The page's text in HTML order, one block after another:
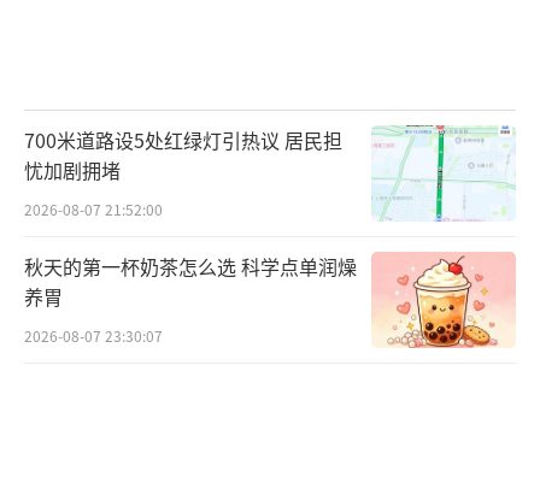
700米道路设5处红绿灯引热议 居民担
忧加剧拥堵
2026-08-07 21:52:00
秋天的第一杯奶茶怎么选 科学点单润燥
养胃
2026-08-07 23:30:07